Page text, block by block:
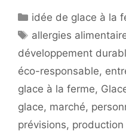
Catégories
idée de glace à la
Étiquettes
allergies
développement
éco-responsable,
glace à la ferme,
glace, marché,
prévisions,